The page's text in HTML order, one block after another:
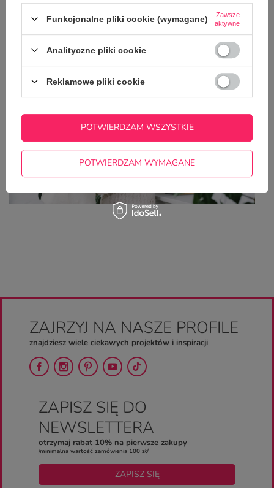
Z NASZEGO BLOGA
Zaskocz Babcię i Dziadka! 7 prezentów, które
pokażą, jak bardzo ich kochasz
ZAJRZYJ NA NASZE PROFILE
znajdziesz wiele ciekawych projektów i inspiracji
ZAPISZ SIĘ DO
NEWSLETTERA
otrzymaj rabat 10% na pierwsze zakupy
/minimalna wartość zamówienia 100 zł/
ZAPISZ SIĘ
Funkcjonalne pliki cookie (wymagane)
Zawsze
aktywne
Analityczne pliki cookie
Reklamowe pliki cookie
POTWIERDZAM WYMAGANE
POTWIERDZAM WSZYSTKIE